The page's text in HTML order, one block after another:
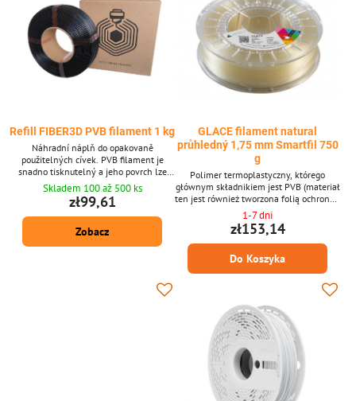
Refill FIBER3D PVB filament 1 kg
Náhradní náplň do opakovaně
použitelných cívek. PVB filament je
snadno tisknutelný a jeho povrch lze
snadno vyhladit pomocí alkoholu.
Skladem 100 až 500 ks
zł99,61
Zobacz
GLACE filament natural
průhledný 1,75 mm Smartfil 750
g
Polimer termoplastyczny, którego
głównym składnikiem jest PVB (materiał
ten jest również tworzona folią ochronną
dla szkła bezpieczeństwa). Zwiększona
odporność na wstrząsy jest również
elastyczna i nie śmierdzi.
1-7 dni
zł153,14
Do Koszyka